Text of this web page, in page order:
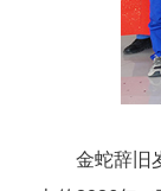
金蛇辞旧